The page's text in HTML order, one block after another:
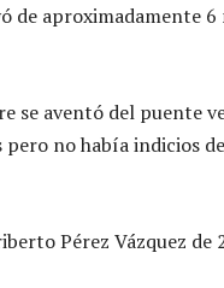
de aproximadamente 6
se aventó del puente
no había indicios
Pérez Vázquez de